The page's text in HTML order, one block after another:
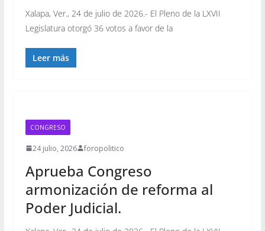
Xalapa, Ver., 24 de julio de 2026.- El Pleno de la LXVII
Legislatura otorgó 36 votos a favor de la
Leer más
CONGRESO
24 julio, 2026 foropolitico
Aprueba Congreso
armonización de reforma al
Poder Judicial.